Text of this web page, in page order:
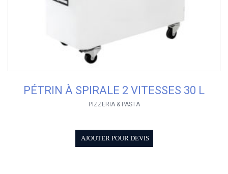
PÉTRIN À SPIRALE 2 VITESSES 30 L
PIZZERIA & PASTA
AJOUTER POUR DEVIS